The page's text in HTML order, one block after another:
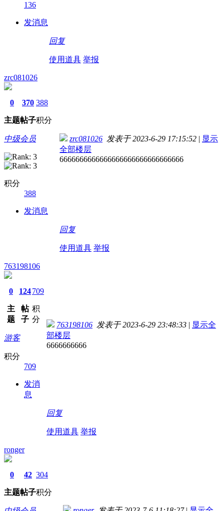
136
发消息
回复
使用道具 举报
zrc081026
0
主题
370
帖子
388
积分
中级会员
积分
388
发消息
zrc081026 发表于 2023-6-29 17:15:52 | 显示
全部楼层
6666666666666666666666666666666
回复
使用道具 举报
763198106
0
主
题
124
帖
子
709
积
分
游客
积分
709
发消
息
763198106 发表于 2023-6-29 23:48:33 | 显示全
部楼层
6666666666
回复
使用道具 举报
ronger
0
主题
42
帖子
304
积分